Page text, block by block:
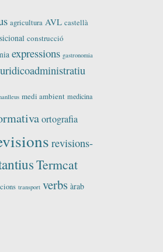
agricultura AVL castellà
construcció
expressions gastronomia
medi ambient medicina
ortografia
revisions-
Termcat
transport verbs àrab